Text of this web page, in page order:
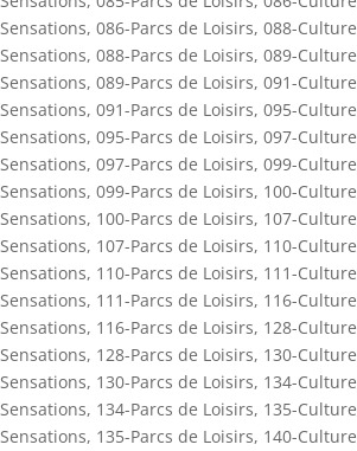
Sensations, 086-Parcs de Loisirs, 088-Culture
Sensations, 088-Parcs de Loisirs, 089-Culture
Sensations, 089-Parcs de Loisirs, 091-Culture
Sensations, 091-Parcs de Loisirs, 095-Culture
Sensations, 095-Parcs de Loisirs, 097-Culture
Sensations, 097-Parcs de Loisirs, 099-Culture
Sensations, 099-Parcs de Loisirs, 100-Culture
Sensations, 100-Parcs de Loisirs, 107-Culture
Sensations, 107-Parcs de Loisirs, 110-Culture
Sensations, 110-Parcs de Loisirs, 111-Culture
Sensations, 111-Parcs de Loisirs, 116-Culture
Sensations, 116-Parcs de Loisirs, 128-Culture
Sensations, 128-Parcs de Loisirs, 130-Culture
Sensations, 130-Parcs de Loisirs, 134-Culture
Sensations, 134-Parcs de Loisirs, 135-Culture
Sensations, 135-Parcs de Loisirs, 140-Culture